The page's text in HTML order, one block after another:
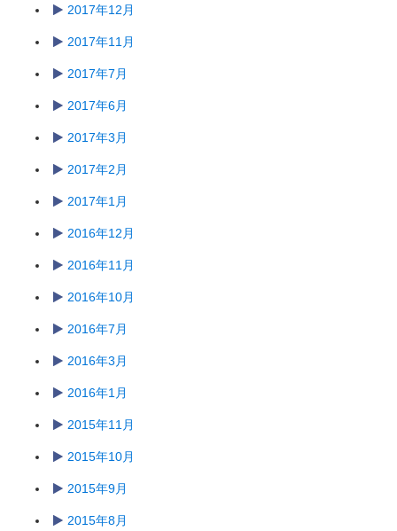
2017年12月
2017年11月
2017年7月
2017年6月
2017年3月
2017年2月
2017年1月
2016年12月
2016年11月
2016年10月
2016年7月
2016年3月
2016年1月
2015年11月
2015年10月
2015年9月
2015年8月